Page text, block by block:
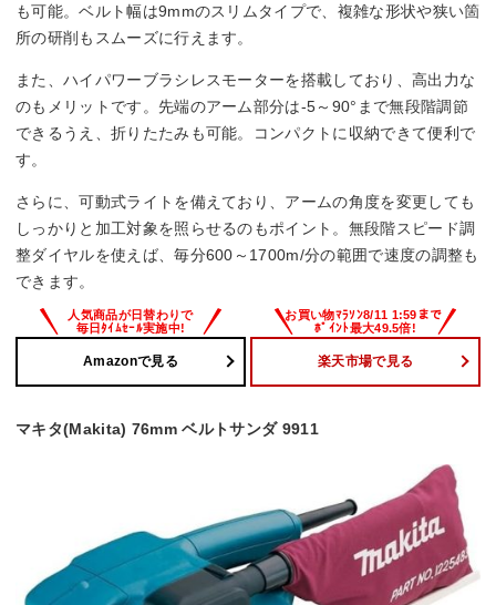
も可能。ベルト幅は9mmのスリムタイプで、複雑な形状や狭い箇
所の研削もスムーズに行えます。
また、ハイパワーブラシレスモーターを搭載しており、高出力な
のもメリットです。先端のアーム部分は-5～90°まで無段階調節
できるうえ、折りたたみも可能。コンパクトに収納できて便利で
す。
さらに、可動式ライトを備えており、アームの角度を変更しても
しっかりと加工対象を照らせるのもポイント。無段階スピード調
整ダイヤルを使えば、毎分600～1700m/分の範囲で速度の調整も
できます。
Amazonで見る 楽天市場で見る
マキタ(Makita) 76mm ベルトサンダ 9911